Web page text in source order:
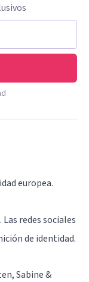
europea.
Las redes sociales
de identidad.
Sabine &